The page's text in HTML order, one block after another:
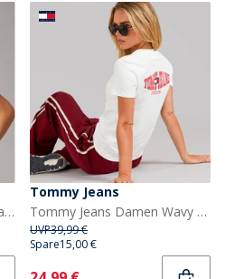
Calvin Klein Jeans Damen Klassisches Monologo T-Shirt Bright White
Tommy Jeans
Tommy Jeans Damen Wavy Fahne T-Shirt Ecru
UVP39,99 €
Spare15,00 €